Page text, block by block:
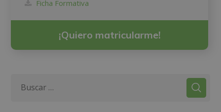
Ficha Formativa
¡Quiero matricularme!